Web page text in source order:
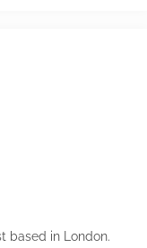
based in London.